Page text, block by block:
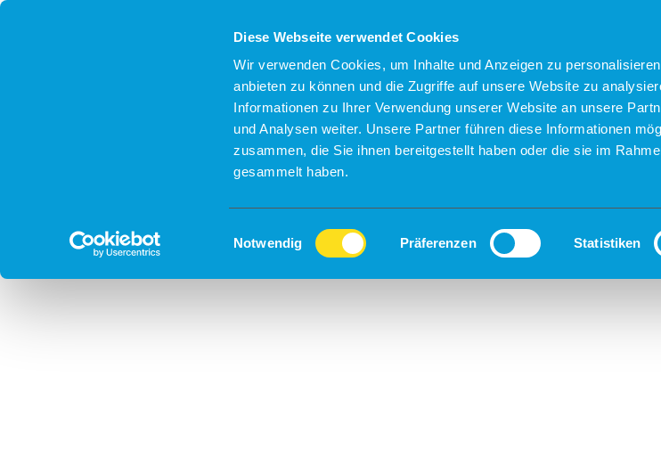
Diese Webseite verwendet Cookies
Wir verwenden Cookies, um Inhalte und Anzeigen zu
anbieten zu können und die Zugriffe auf unsere Website zu
Informationen zu Ihrer Verwendung unserer Website an unsere
und Analysen weiter. Unsere Partner führen diese Informationen
zusammen, die Sie ihnen bereitgestellt haben oder die sie im
gesammelt haben.
Einwilligungsauswahl
Notwendig Präferenzen Statistiken